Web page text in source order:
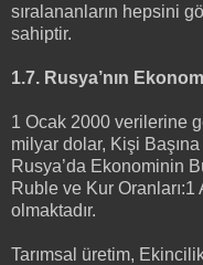
sıralananların hepsini
sahiptir.
1.7. Rusya’nın
1 Ocak 2000 verilerine
milyar dolar, Kişi
Rusya’da Ekonominin
Ruble ve Kur
olmaktadır.
Tarımsal üretim,